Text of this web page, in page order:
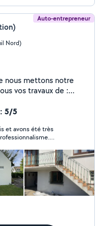
Auto-entrepreneur
Nord)
nous mettons notre
vos travaux de :
de placo
et de qualité.
un devis gratuit !
Facebook :
5/5
et avons été très
donnerons pas suite
leurs
sérieux !